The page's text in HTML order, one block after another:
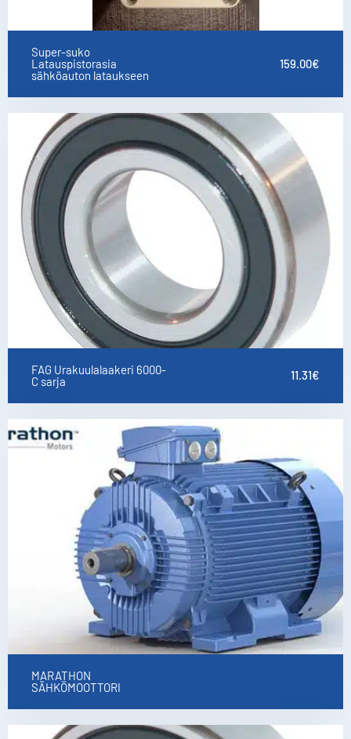
Super-suko
Latauspistorasia
sähköauton lataukseen
159.00€
FAG Urakuulalaakeri 6000-
C sarja
11.31€
MARATHON
SÄHKÖMOOTTORI